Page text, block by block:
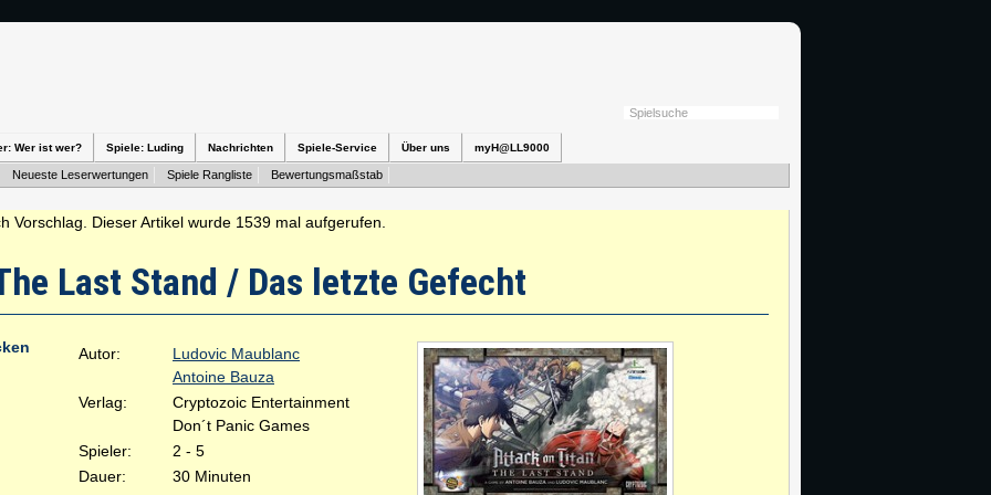
Wer ist wer? Spiele: Luding Nachrichten Spiele-Service Über uns myH@LL9000
Neueste Leserwertungen Spiele Rangliste Bewertungsmaßstab
Vorschlag. Dieser Artikel wurde 1539 mal aufgerufen.
Last Stand / Das letzte Gefecht
Autor:
Ludovic Maublanc
Antoine Bauza
Verlag:
Cryptozoic Entertainment
Don´t Panic Games
Spieler:
2 - 5
Dauer:
30 Minuten